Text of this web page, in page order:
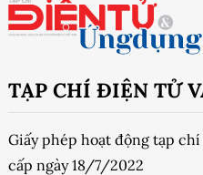
TẠP CHÍ ĐIỆN TỬ
Giấy phép hoạt động tạp
cấp ngày 18/7/2022